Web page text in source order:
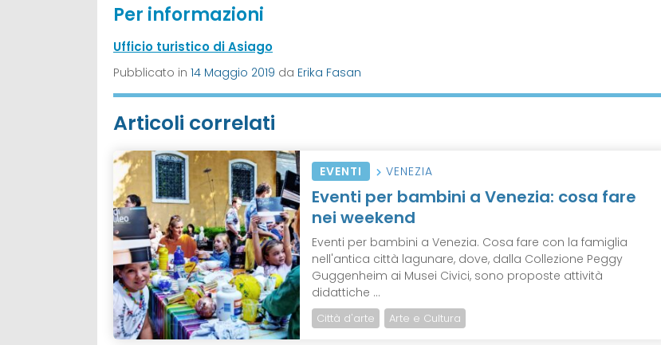
Per informazioni
Ufficio turistico di Asiago
Pubblicato in 14 Maggio 2019 da Erika Fasan
Articoli correlati
EVENTI VENEZIA
Eventi per bambini a Venezia: cosa fare
nei weekend
Eventi per bambini a Venezia. Cosa fare con la famiglia
nell'antica città lagunare, dove, dalla Collezione Peggy
Guggenheim ai Musei Civici, sono proposte attività
didattiche ...
Città d'arte Arte e Cultura